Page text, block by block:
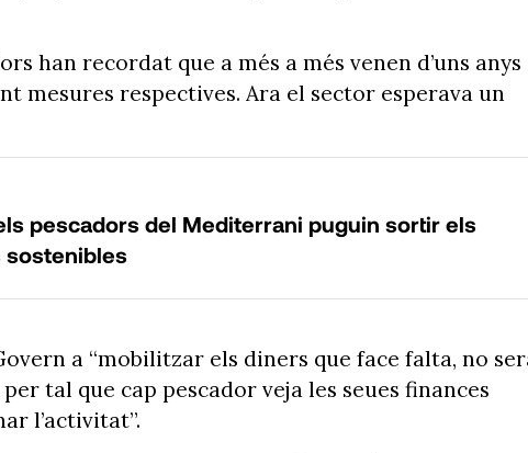
han recordat que a més a més venen d’uns anys
mesures respectives. Ara el sector esperava un
pescadors del Mediterrani puguin sortir els
sostenibles
a “mobilitzar els diners que face falta, no
tal que cap pescador veja les seues finances
l’activitat”.